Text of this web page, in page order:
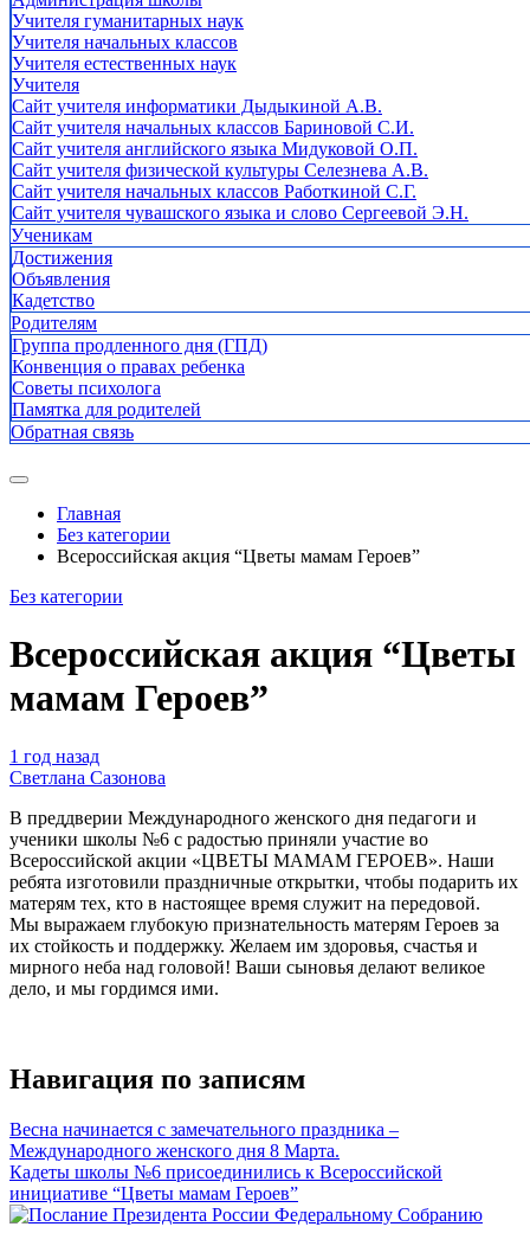
Учителя гуманитарных наук
Учителя начальных классов
Учителя естественных наук
Учителя
Cайт учителя информатики Дыдыкиной А.В.
Сайт учителя начальных классов Бариновой С.И.
Сайт учителя английского языка Мидуковой О.П.
Сайт учителя физической культуры Селезнева А.В.
Сайт учителя начальных классов Работкиной С.Г.
Сайт учителя чувашского языка и слово Сергеевой Э.Н.
Ученикам
Достижения
Объявления
Кадетство
Родителям
Группа продленного дня (ГПД)
Конвенция о правах ребенка
Советы психолога
Памятка для родителей
Обратная связь
Главная
Без категории
Всероссийская акция “Цветы мамам Героев”
Без категории
Всероссийская акция “Цветы
мамам Героев”
1 год назад
Светлана Сазонова
В преддверии Международного женского дня педагоги и
ученики школы №6 с радостью приняли участие во
Всероссийской акции «ЦВЕТЫ МАМАМ ГЕРОЕВ». Наши
ребята изготовили праздничные открытки, чтобы подарить их
матерям тех, кто в настоящее время служит на передовой.
Мы выражаем глубокую признательность матерям Героев за
их стойкость и поддержку. Желаем им здоровья, счастья и
мирного неба над головой! Ваши сыновья делают великое
дело, и мы гордимся ими.
Навигация по записям
Весна начинается с замечательного праздника –
Международного женского дня 8 Марта.
Кадеты школы №6 присоединились к Всероссийской
инициативе “Цветы мамам Героев”